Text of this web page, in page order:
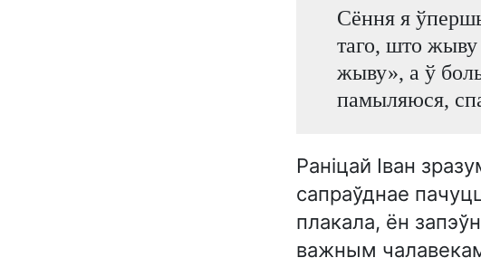
Сёння я
таго, што
жыву», а ў
памыляюся,
Раніцай Іван
сапраўднае
плакала, ён
важным